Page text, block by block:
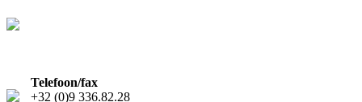
Telefoon/fax
+32 (0)9 336.82.28